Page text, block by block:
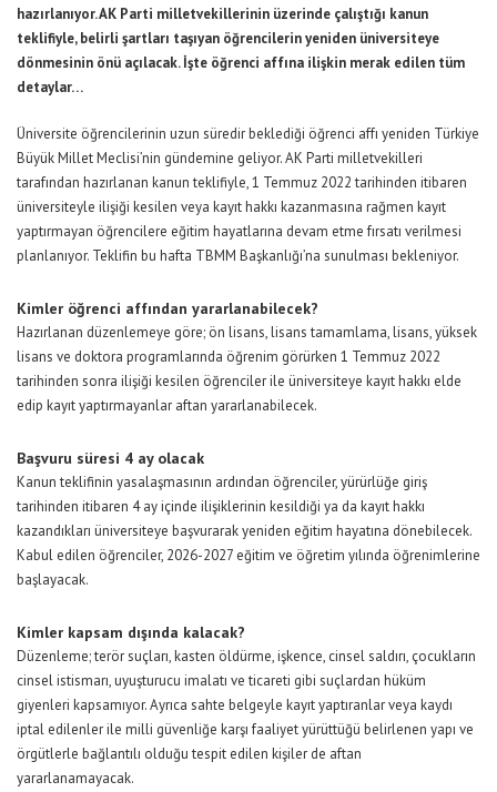
hazırlanıyor. AK Parti milletvekillerinin üzerinde çalıştığı kanun
teklifiyle, belirli şartları taşıyan öğrencilerin yeniden üniversiteye
dönmesinin önü açılacak. İşte öğrenci affına ilişkin merak edilen tüm
detaylar…
Üniversite öğrencilerinin uzun süredir beklediği öğrenci affı yeniden Türkiye
Büyük Millet Meclisi’nin gündemine geliyor. AK Parti milletvekilleri
tarafından hazırlanan kanun teklifiyle, 1 Temmuz 2022 tarihinden itibaren
üniversiteyle ilişiği kesilen veya kayıt hakkı kazanmasına rağmen kayıt
yaptırmayan öğrencilere eğitim hayatlarına devam etme fırsatı verilmesi
planlanıyor. Teklifin bu hafta TBMM Başkanlığı’na sunulması bekleniyor.
Kimler öğrenci affından yararlanabilecek?
Hazırlanan düzenlemeye göre; ön lisans, lisans tamamlama, lisans, yüksek
lisans ve doktora programlarında öğrenim görürken 1 Temmuz 2022
tarihinden sonra ilişiği kesilen öğrenciler ile üniversiteye kayıt hakkı elde
edip kayıt yaptırmayanlar aftan yararlanabilecek.
Başvuru süresi 4 ay olacak
Kanun teklifinin yasalaşmasının ardından öğrenciler, yürürlüğe giriş
tarihinden itibaren 4 ay içinde ilişiklerinin kesildiği ya da kayıt hakkı
kazandıkları üniversiteye başvurarak yeniden eğitim hayatına dönebilecek.
Kabul edilen öğrenciler, 2026-2027 eğitim ve öğretim yılında öğrenimlerine
başlayacak.
Kimler kapsam dışında kalacak?
Düzenleme; terör suçları, kasten öldürme, işkence, cinsel saldırı, çocukların
cinsel istismarı, uyuşturucu imalatı ve ticareti gibi suçlardan hüküm
giyenleri kapsamıyor. Ayrıca sahte belgeyle kayıt yaptıranlar veya kaydı
iptal edilenler ile milli güvenliğe karşı faaliyet yürüttüğü belirlenen yapı ve
örgütlerle bağlantılı olduğu tespit edilen kişiler de aftan
yararlanamayacak.